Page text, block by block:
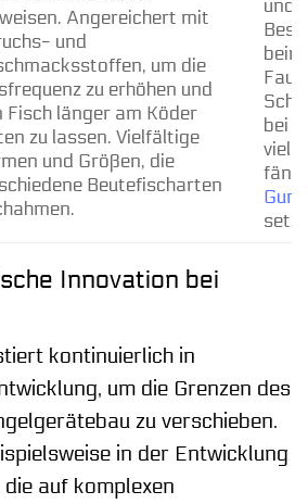
Angereichert mit
und
um die
zu erhöhen und
Fisch länger am Köder
zu lassen. Vielfältige
und Größen, die
Beutefischarten
und
bei
Innovation bei
kontinuierlich in
um die Grenzen des
zu verschieben.
in der Entwicklung
auf komplexen